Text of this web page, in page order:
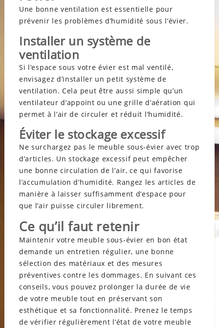
Une bonne ventilation est essentielle pour
prévenir les problèmes d’humidité sous l’évier.
Installer un système de
ventilation
Si l’espace sous votre évier est mal ventilé,
envisagez d’installer un petit système de
ventilation. Cela peut être aussi simple qu’un
ventilateur d’appoint ou une grille d’aération qui
permet à l’air de circuler et réduit l’humidité.
Éviter le stockage excessif
Ne surchargez pas le meuble sous-évier avec trop
d’articles. Un stockage excessif peut empêcher
une bonne circulation de l’air, ce qui favorise
l’accumulation d’humidité. Rangez les articles de
manière à laisser suffisamment d’espace pour
que l’air puisse circuler librement.
Ce qu’il faut retenir
Maintenir votre meuble sous-évier en bon état
demande un entretien régulier, une bonne
sélection des matériaux et des mesures
préventives contre les dommages. En suivant ces
conseils, vous pouvez prolonger la durée de vie
de votre meuble tout en préservant son
esthétique et sa fonctionnalité. Prenez le temps
de vérifier régulièrement l’état de votre meuble